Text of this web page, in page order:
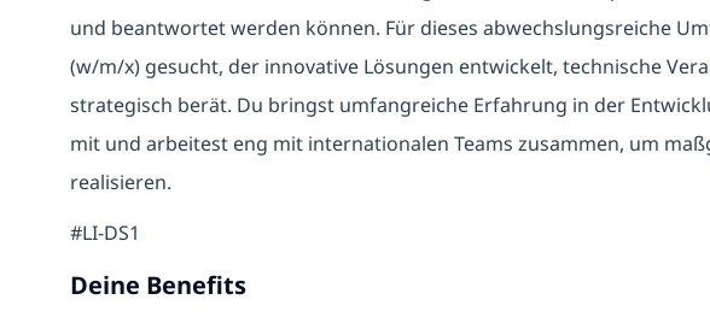
und beantwortet werden können. Für dieses abwechslungsreiche
(w/m/x) gesucht, der innovative Lösungen entwickelt, technische
strategisch berät. Du bringst umfangreiche Erfahrung in der
mit und arbeitest eng mit internationalen Teams zusammen, um
realisieren.
#LI-DS1
Deine Benefits